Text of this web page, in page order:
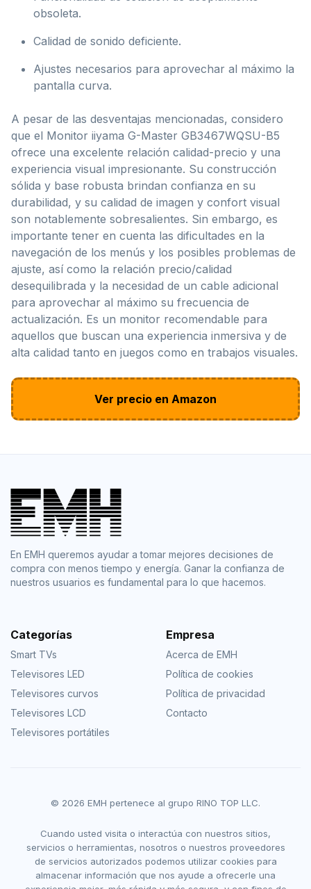
obsoleta.
Calidad de sonido deficiente.
Ajustes necesarios para aprovechar al máximo la
pantalla curva.
A pesar de las desventajas mencionadas, considero
que el Monitor iiyama G-Master GB3467WQSU-B5
ofrece una excelente relación calidad-precio y una
experiencia visual impresionante. Su construcción
sólida y base robusta brindan confianza en su
durabilidad, y su calidad de imagen y confort visual
son notablemente sobresalientes. Sin embargo, es
importante tener en cuenta las dificultades en la
navegación de los menús y los posibles problemas de
ajuste, así como la relación precio/calidad
desequilibrada y la necesidad de un cable adicional
para aprovechar al máximo su frecuencia de
actualización. Es un monitor recomendable para
aquellos que buscan una experiencia inmersiva y de
alta calidad tanto en juegos como en trabajos visuales.
Ver precio en Amazon
En EMH queremos ayudar a tomar mejores decisiones de
compra con menos tiempo y energía. Ganar la confianza de
nuestros usuarios es fundamental para lo que hacemos.
Categorías
Smart TVs
Televisores LED
Televisores curvos
Televisores LCD
Televisores portátiles
Empresa
Acerca de EMH
Política de cookies
Política de privacidad
Contacto
© 2026 EMH pertenece al grupo RINO TOP LLC.
Cuando usted visita o interactúa con nuestros sitios,
servicios o herramientas, nosotros o nuestros proveedores
de servicios autorizados podemos utilizar cookies para
almacenar información que nos ayude a ofrecerle una